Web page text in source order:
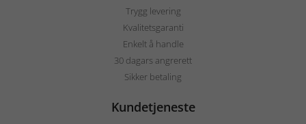
Trygg levering
Kvalitetsgaranti
Enkelt å handle
30 dagars angrerett
Sikker betaling
Kundetjeneste